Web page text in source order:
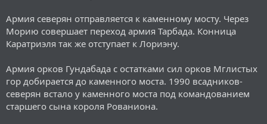
Армия северян отправляется к каменному мосту. Через
Морию совершает переход армия Тарбада. Конница
Каратриэля так же отступает к Лориэну.
Армия орков Гундабада с остатками сил орков Мглистых
гор добирается до каменного моста. 1990 всадников-
северян встало у каменного моста под командованием
старшего сына короля Рованиона.